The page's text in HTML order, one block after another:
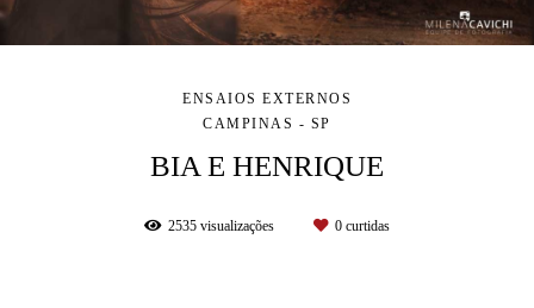
ENSAIOS EXTERNOS
CAMPINAS - SP
BIA E HENRIQUE
2535 visualizações 0 curtidas